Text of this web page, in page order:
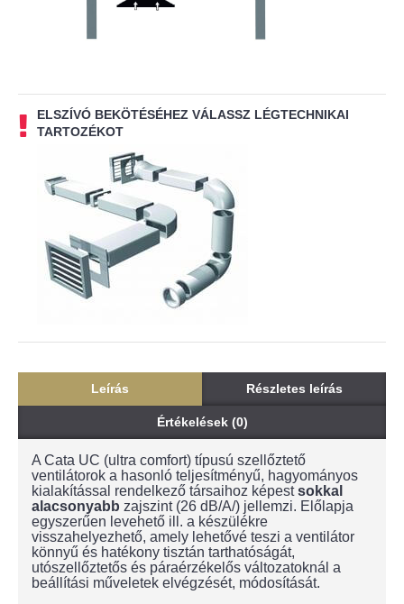
ELSZÍVÓ BEKÖTÉSÉHEZ VÁLASSZ LÉGTECHNIKAI
TARTOZÉKOT
Leírás Részletes leírás
Értékelések (0)
A Cata UC (ultra comfort) típusú szellőztető
ventilátorok a hasonló teljesítményű, hagyományos
kialakítással rendelkező társaihoz képestsokkal
alacsonyabb zajszint (26 dB/A/) jellemzi. Előlapja
egyszerűen levehető ill. a készülékre
visszahelyezhető, amely lehetővé teszi a ventilátor
könnyű és hatékony tisztán tarthatóságát,
utószellőztetős és páraérzékelős változatoknál a
beállítási műveletek elvégzését, módosítását.